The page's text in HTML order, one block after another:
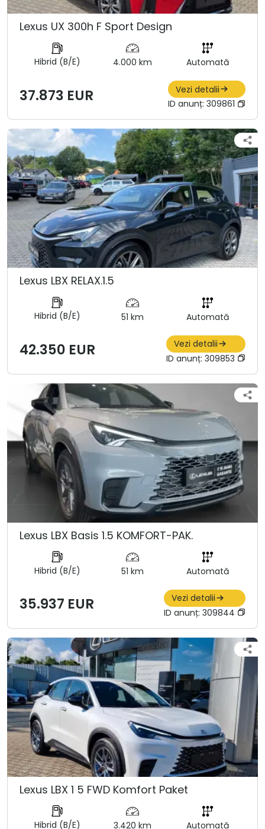
Lexus UX 300h F Sport Design
Hibrid (B/E) 4.000 km Automată
37.873 EUR
Vezi detalii
ID anunț: 309861
Lexus LBX RELAX.1.5
Hibrid (B/E) 51 km Automată
42.350 EUR
Vezi detalii
ID anunț: 309853
Lexus LBX Basis 1.5 KOMFORT-PAK.
Hibrid (B/E) 51 km Automată
35.937 EUR
Vezi detalii
ID anunț: 309844
Lexus LBX 1 5 FWD Komfort Paket
Hibrid (B/E) 3.420 km Automată